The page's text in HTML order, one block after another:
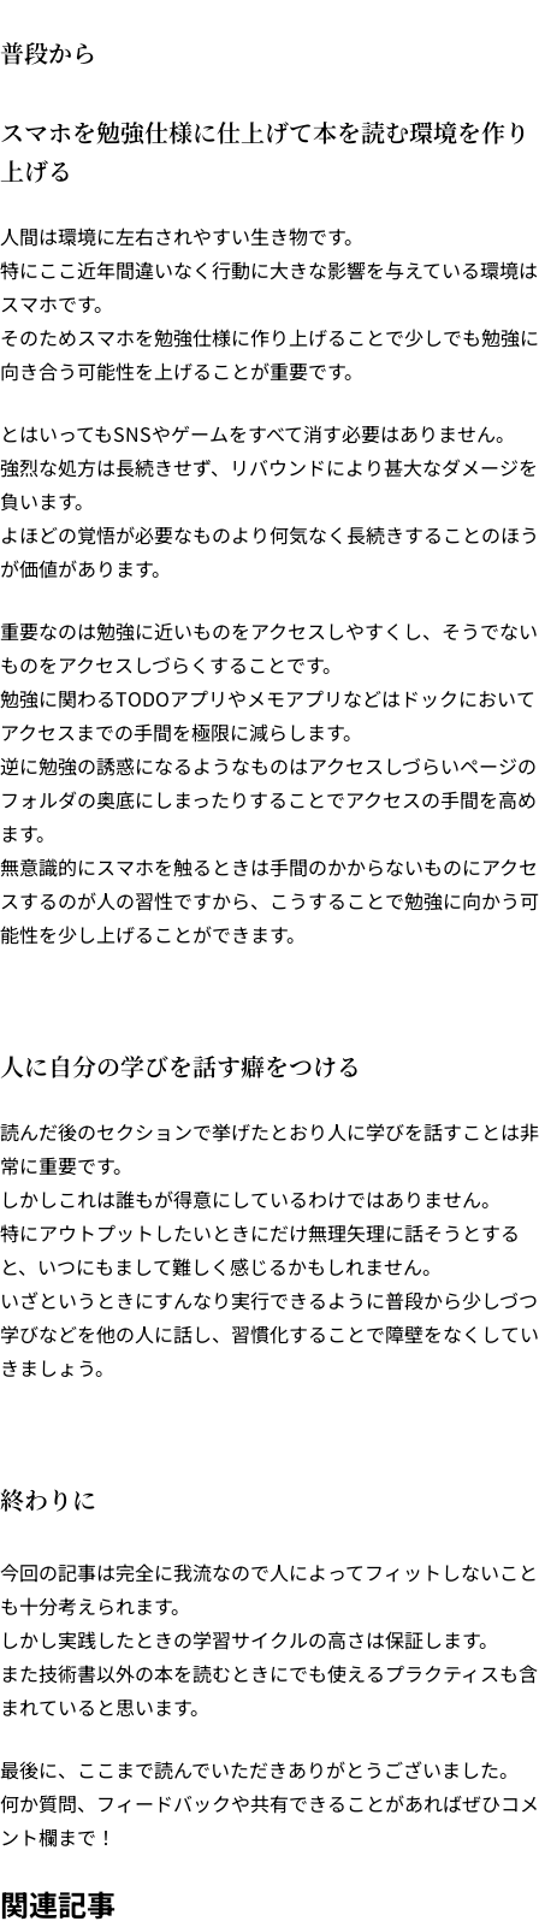
普段から
スマホを勉強仕様に仕上げて本を読む環境を作り
上げる
人間は環境に左右されやすい生き物です。
特にここ近年間違いなく行動に大きな影響を与えている環境は
スマホです。
そのためスマホを勉強仕様に作り上げることで少しでも勉強に
向き合う可能性を上げることが重要です。
とはいってもSNSやゲームをすべて消す必要はありません。
強烈な処方は長続きせず、リバウンドにより甚大なダメージを
負います。
よほどの覚悟が必要なものより何気なく長続きすることのほう
が価値があります。
重要なのは勉強に近いものをアクセスしやすくし、そうでない
ものをアクセスしづらくすることです。
勉強に関わるTODOアプリやメモアプリなどはドックにおいて
アクセスまでの手間を極限に減らします。
逆に勉強の誘惑になるようなものはアクセスしづらいページの
フォルダの奥底にしまったりすることでアクセスの手間を高め
ます。
無意識的にスマホを触るときは手間のかからないものにアクセ
スするのが人の習性ですから、こうすることで勉強に向かう可
能性を少し上げることができます。
人に自分の学びを話す癖をつける
読んだ後のセクションで挙げたとおり人に学びを話すことは非
常に重要です。
しかしこれは誰もが得意にしているわけではありません。
特にアウトプットしたいときにだけ無理矢理に話そうとする
と、いつにもまして難しく感じるかもしれません。
いざというときにすんなり実行できるように普段から少しづつ
学びなどを他の人に話し、習慣化することで障壁をなくしてい
きましょう。
終わりに
今回の記事は完全に我流なので人によってフィットしないこと
も十分考えられます。
しかし実践したときの学習サイクルの高さは保証します。
また技術書以外の本を読むときにでも使えるプラクティスも含
まれていると思います。
最後に、ここまで読んでいただきありがとうございました。
何か質問、フィードバックや共有できることがあればぜひコメ
ント欄まで！
関連記事